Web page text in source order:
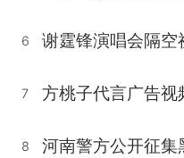
6
7 方桃子代言广告视
8 河南警方公开征集